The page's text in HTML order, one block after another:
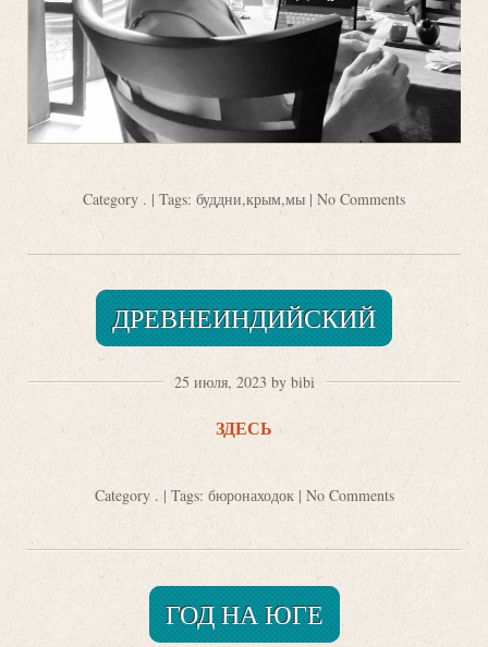
Category . | Tags: буддни,крым,мы | No Comments
ДРЕВНЕИНДИЙСКИЙ
25 июля, 2023 by bibi
ЗДЕСЬ
Category . | Tags: бюронаходок| No Comments
ГОД НА ЮГЕ